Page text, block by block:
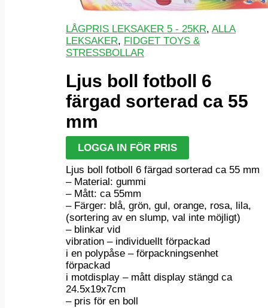
LÅGPRIS LEKSAKER 5 - 25KR, ALLA
LEKSAKER, FIDGET TOYS &
STRESSBOLLAR
Ljus boll fotboll 6
färgad sorterad ca 55
mm
LOGGA IN FÖR PRIS
Ljus boll fotboll 6 färgad sorterad ca 55 mm
– Material: gummi
– Mått: ca 55mm
– Färger: blå, grön, gul, orange, rosa, lila,
(sortering av en slump, val inte möjligt)
– blinkar vid
vibration – individuellt förpackad
i en polypåse – förpackningsenhet
förpackad
i motdisplay – mått display stängd ca
24.5x19x7cm
– pris för en boll